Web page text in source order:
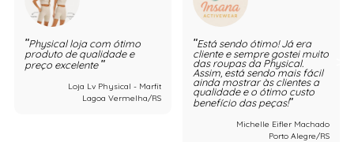
Physical loja com ótimo
produto de qualidade e
preço excelente
Loja Lv Physical - Marfit
Lagoa Vermelha/RS
Está sendo ótimo! Já era
cliente e sempre gostei muito
das roupas da Physical.
Assim, está sendo mais fácil
ainda mostrar às clientes a
qualidade e o ótimo custo
benefício das peças!
Michelle Eifler Machado
Porto Alegre/RS